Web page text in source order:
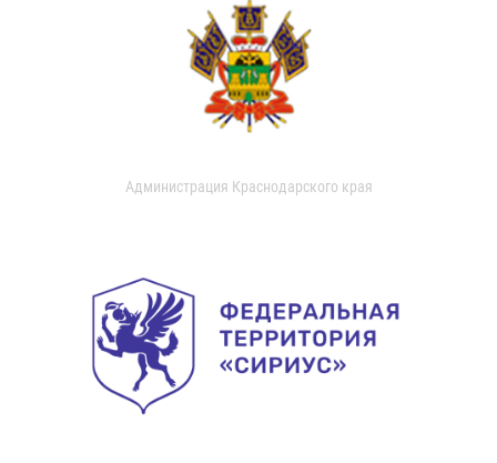
Администрация Краснодарского края